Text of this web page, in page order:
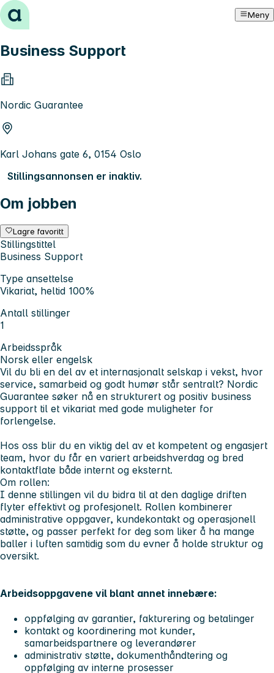
Hopp til innhold Meny
Business Support
Nordic Guarantee
Karl Johans gate 6, 0154 Oslo
Stillingsannonsen er inaktiv.
Om jobben
Lagre favoritt
Stillingstittel
Business Support
Type ansettelse
Vikariat, heltid 100%
Antall stillinger
1
Arbeidsspråk
Norsk eller engelsk
Vil du bli en del av et internasjonalt selskap i vekst, hvor
service, samarbeid og godt humør står sentralt? Nordic
Guarantee søker nå en strukturert og positiv business
support til et vikariat med gode muligheter for
forlengelse.
Hos oss blir du en viktig del av et kompetent og engasjert
team, hvor du får en variert arbeidshverdag og bred
kontaktflate både internt og eksternt.
Om rollen:
I denne stillingen vil du bidra til at den daglige driften
flyter effektivt og profesjonelt. Rollen kombinerer
administrative oppgaver, kundekontakt og operasjonell
støtte, og passer perfekt for deg som liker å ha mange
baller i luften samtidig som du evner å holde struktur og
oversikt.
Arbeidsoppgavene vil blant annet innebære:
oppfølging av garantier, fakturering og betalinger
kontakt og koordinering mot kunder,
samarbeidspartnere og leverandører
administrativ støtte, dokumenthåndtering og
oppfølging av interne prosesser